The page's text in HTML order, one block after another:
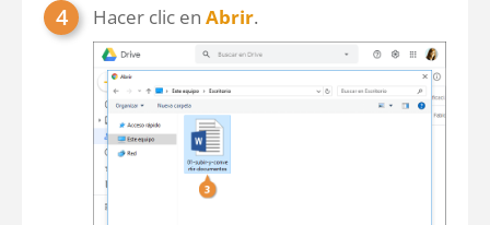
Hacer clic en Abrir.